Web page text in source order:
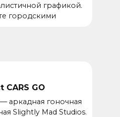
графикой.
городскими
CARS GO
аркадная гоночная
Slightly Mad Studios.